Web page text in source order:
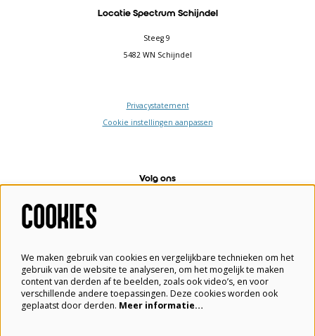
Locatie Spectrum Schijndel
Steeg 9
5482 WN Schijndel
Privacystatement
Cookie instellingen aanpassen
Volg ons
Aanmelden
COOKIES
We maken gebruik van cookies en vergelijkbare technieken om het
gebruik van de website te analyseren, om het mogelijk te maken
content van derden af te beelden, zoals ook video’s, en voor
verschillende andere toepassingen. Deze cookies worden ook
geplaatst door derden. Meer informatie…